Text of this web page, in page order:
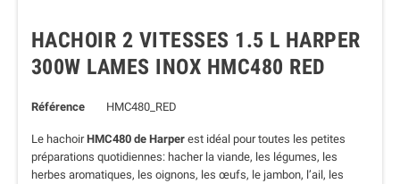
HACHOIR 2 VITESSES 1.5 L HARPER
300W LAMES INOX HMC480 RED
Référence HMC480_RED
Le hachoirHMC480 de Harper est idéal pour toutes les petites
préparations quotidiennes: hacher la viande, les légumes, les
herbes aromatiques, les oignons, les œufs, le jambon, l’ail, les